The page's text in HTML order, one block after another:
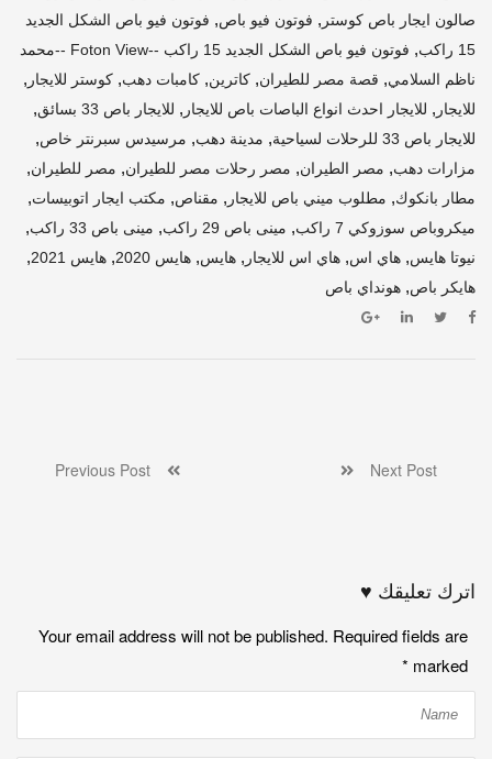
صالون ايجار باص كوستر , فوتون فيو باص, فوتون فيو باص الشكل الجديد
15 راكب
,
فوتون فيو باص الشكل الجديد 15 راكب --Foton View --محمد
ناظم السلامي, قصة مصر للطيران, كاترين, كامبات دهب, كوستر للايجار ,
للايجار , للايجار احدث انواع الباصات باص للايجار , للايجار باص 33 بسائق ,
للايجار باص 33 للرحلات لسياحية , مدينة دهب, مرسيدس سبرنتر خاص,
مزارات دهب, مصر الطيران, مصر رحلات مصر للطيران, مصر للطيران,
مطار بانكوك, مطلوب ميني باص للايجار , مقناص, مكتب ايجار اتوبيسات,
ميكروباص سوزوكي 7 راكب , مينى باص 29 راكب , مينى باص 33 راكب ,
نيوتا هايس, هاي اس, هاي اس للايجار , هايس, هايس 2020 , هايس 2021 ,
هايكر باص, هونداي باص
Next Post
اترك تعليقك ♥
Your email address will not be published. Required fields are
marked
*